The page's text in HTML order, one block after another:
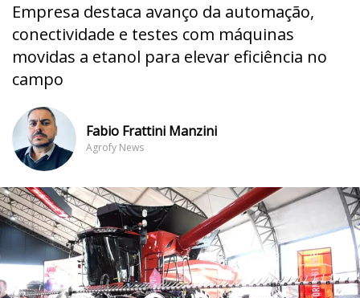
Empresa destaca avanço da automação,
conectividade e testes com máquinas
movidas a etanol para elevar eficiência no
campo
Fabio Frattini Manzini
Agrofy News